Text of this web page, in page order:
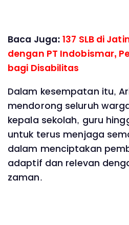
Baca Juga:137 SLB di
dengan PT Indobismar,
bagi Disabilitas
Dalam kesempatan itu,
mendorong seluruh
kepala sekolah, guru
untuk terus menjaga
dalam menciptakan
adaptif dan relevan
zaman.